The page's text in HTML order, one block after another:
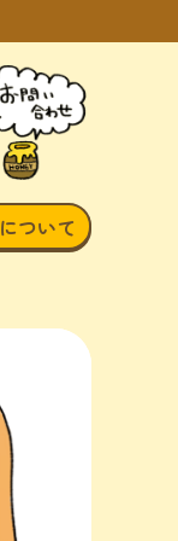
ついて